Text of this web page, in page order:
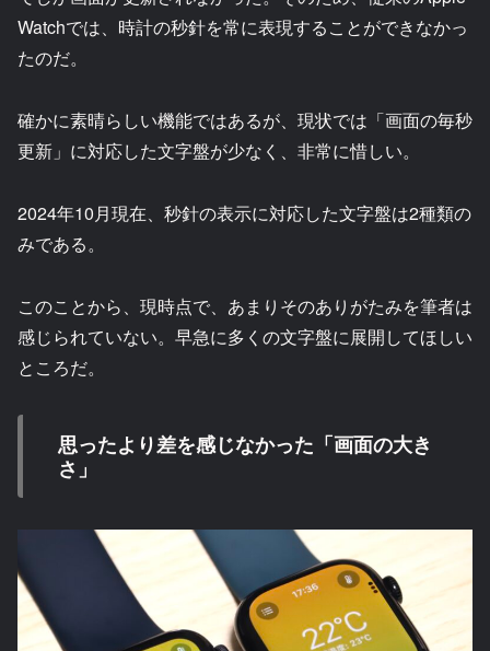
Watchでは、時計の秒針を常に表現することができなかっ
たのだ。
確かに素晴らしい機能ではあるが、現状では「画面の毎秒
更新」に対応した文字盤が少なく、非常に惜しい。
2024年10月現在、秒針の表示に対応した文字盤は2種類の
みである。
このことから、現時点で、あまりそのありがたみを筆者は
感じられていない。早急に多くの文字盤に展開してほしい
ところだ。
思ったより差を感じなかった「画面の大き
さ」